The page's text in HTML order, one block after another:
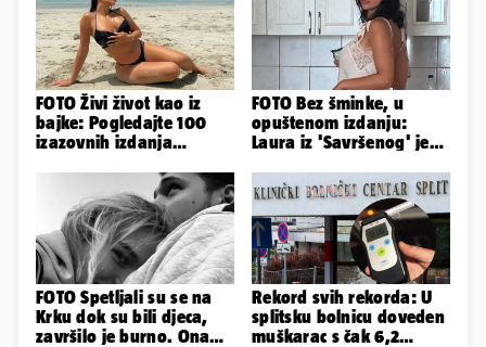
FOTO Živi život kao iz
bajke: Pogledajte 100
izazovnih izdanja
FOTO Bez šminke, u
opuštenom izdanju:
Laura iz 'Savršenog' je
odmora
FOTO Spetljali su se na
Krku dok su bili djeca,
završilo je burno. Ona
Rekord svih rekorda: U
splitsku bolnicu doveden
muškarac s čak 6,2